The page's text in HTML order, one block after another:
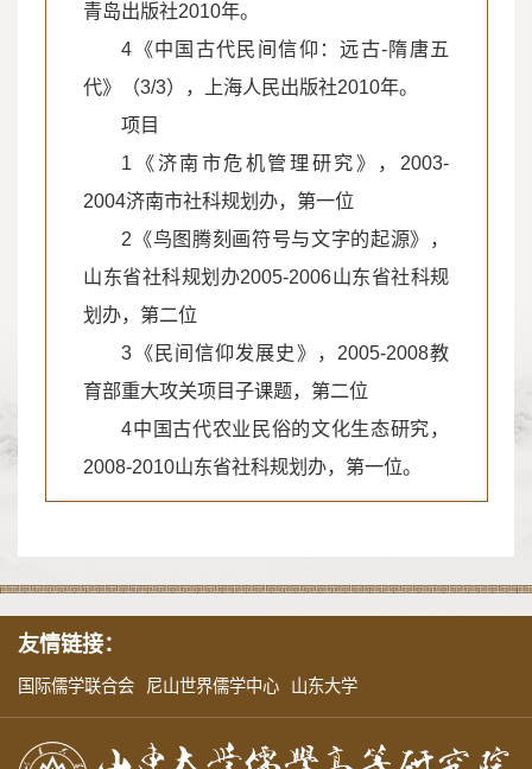
青岛出版社2010年。
4《中国古代民间信仰：远古-隋唐五
代》（3/3），上海人民出版社2010年。
项目
1《济南市危机管理研究》，2003-
2004济南市社科规划办，第一位
2《鸟图腾刻画符号与文字的起源》，
山东省社科规划办2005-2006山东省社科规
划办，第二位
3《民间信仰发展史》，2005-2008教
育部重大攻关项目子课题，第二位
4中国古代农业民俗的文化生态研究，
2008-2010山东省社科规划办，第一位。
友情链接：
国际儒学联合会 尼山世界儒学中心 山东大学